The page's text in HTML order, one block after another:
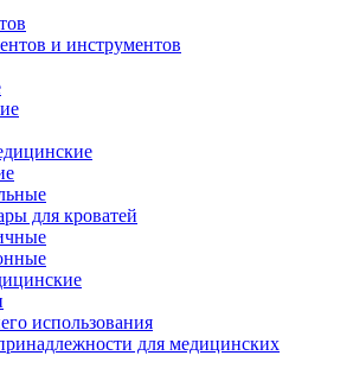
и инструментов
для кроватей
использования
для медицинских